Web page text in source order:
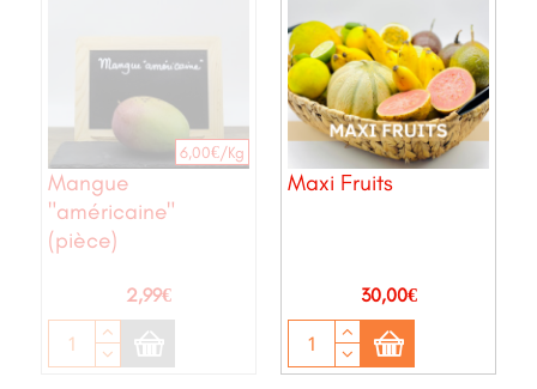
Mangue
"américaine"
(pièce)
6,00€/Kg
Prix
2,99€
Maxi Fruits
Prix
30,00€